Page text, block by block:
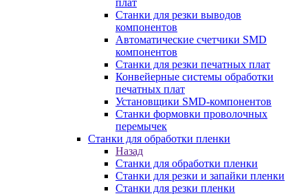
плат
Станки для резки выводов
компонентов
Автоматические счетчики SMD
компонентов
Станки для резки печатных плат
Конвейерные системы обработки
печатных плат
Установщики SMD-компонентов
Станки формовки проволочных
перемычек
Станки для обработки пленки
Назад
Станки для обработки пленки
Станки для резки и запайки пленки
Станки для резки пленки